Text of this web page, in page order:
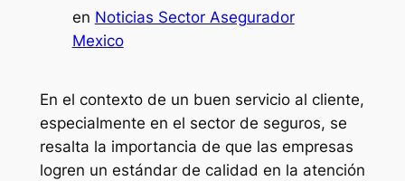
en Noticias Sector Asegurador
Mexico
En el contexto de un buen servicio al cliente,
especialmente en el sector de seguros, se
resalta la importancia de que las empresas
logren un estándar de calidad en la atención